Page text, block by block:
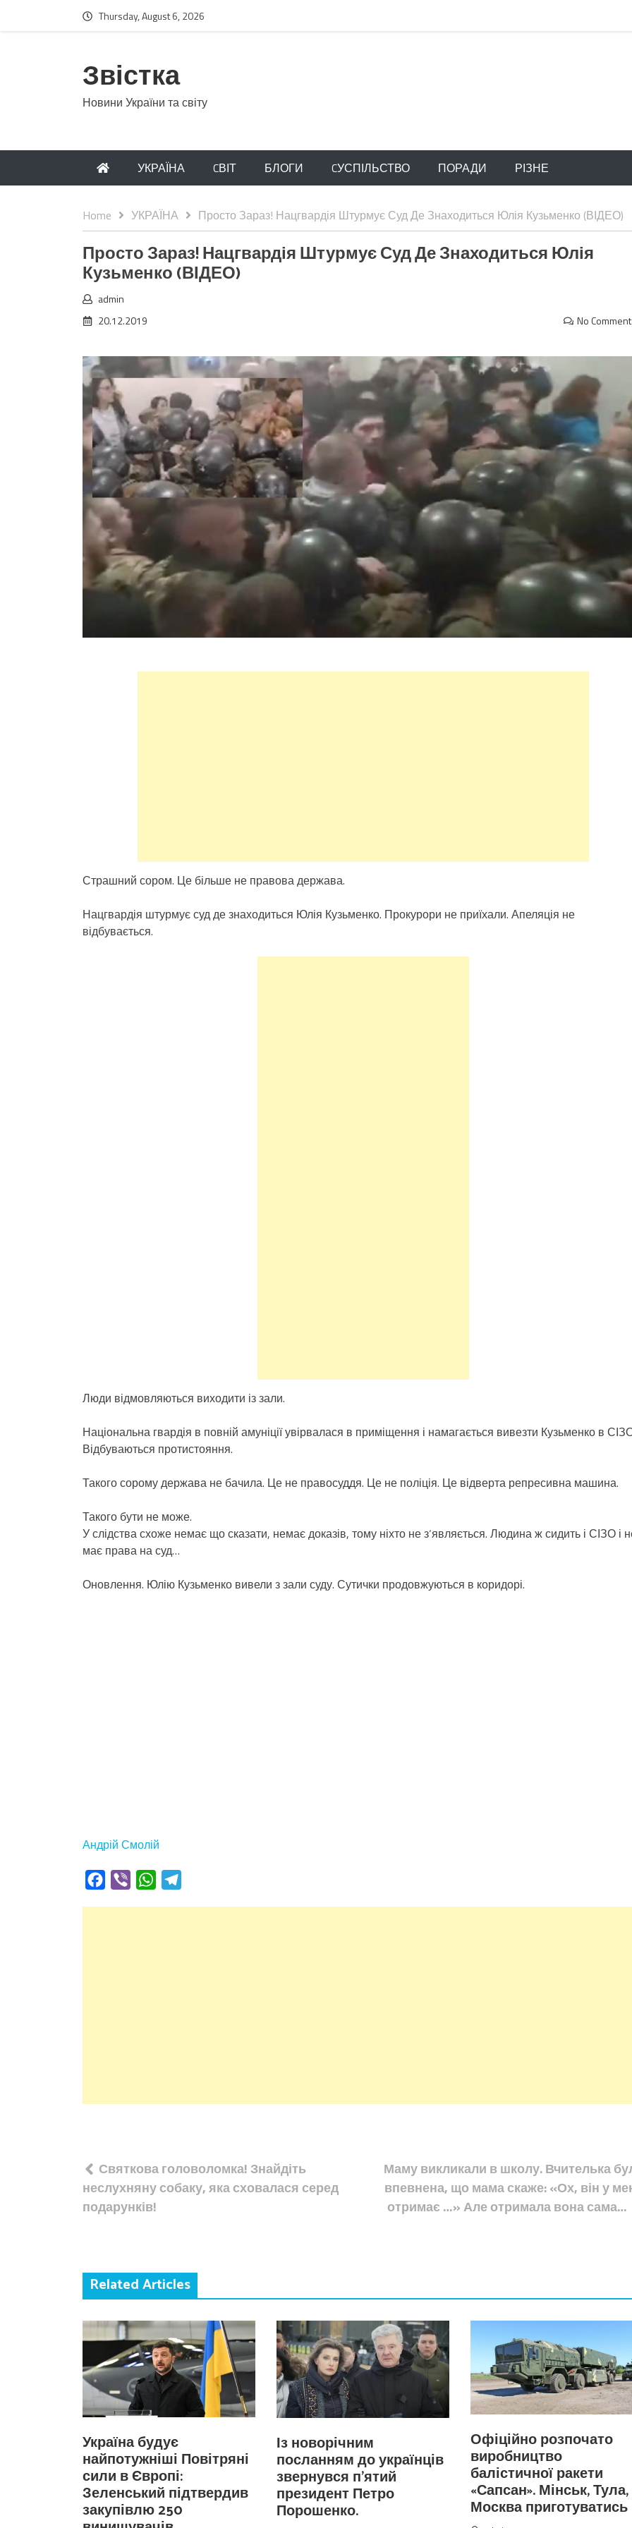
Thursday, August 6, 2026
Звістка
Новини України та світу
УКРАЇНА CВІТ БЛОГИ CУСПІЛЬСТВО ПОРАДИ РІЗНЕ
Home УКРАЇНА Просто Зараз! Нацгвардія Штурмує Суд Де Знаходиться Юлія Кузьменко (ВІДЕО)
Просто Зараз! Нацгвардія Штурмує Суд Де Знаходиться Юлія
Кузьменко (ВІДЕО)
admin
20.12.2019
No
Страшний сором. Це більше не правова держава.
Нацгвардія штурмує суд де знаходиться Юлія Кузьменко. Прокурори не приїхали. Апеляція не
відбувається.
Люди відмовляються виходити із зали.
Національна гвардія в повній амуніції увірвалася в приміщення і намагається вивезти Кузьменко в
Відбуваються протистояння.
Такого сорому держава не бачила. Це не правосуддя. Це не поліція. Це відверта репресивна машина.
Такого бути не може.
У слідства схоже немає що сказати, немає доказів, тому ніхто не з‘являється. Людина ж сидить і СІЗО і
має права на суд…
Оновлення. Юлію Кузьменко вивели з зали суду. Сутички продовжуються в коридорі.
Андрій Смолій
Facebook
Viber WhatsApp
Навігація
записів
Святкова головоломка! Знайдіть
неслухняну собаку, яка сховалася серед
подарунків!
Маму викликали в школу. Вчителька
впевнена, що мама скаже: «Ох, він у
отримає …» Але отримала вона сама…
Related Articles
Україна будує
найпотужніші Повітряні
сили в Європі:
Зеленський підтвердив
закупівлю 250
Із новорічним
посланням до українців
звернувся п’ятий
президент Петро
Порошенко.
Офіційно розпочато
виробництво
балістичної ракети
«Сапсан». Мінськ, Тула,
Москва приготуватись